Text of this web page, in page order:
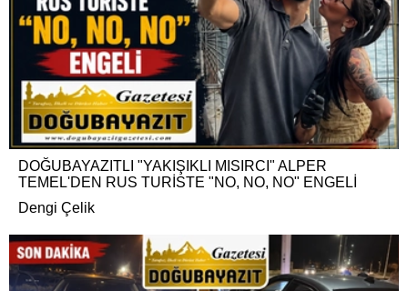
DOĞUBAYAZITLI "YAKIŞIKLI MISIRCI" ALPER
TEMEL'DEN RUS TURİSTE "NO, NO, NO" ENGELİ
Dengi Çelik